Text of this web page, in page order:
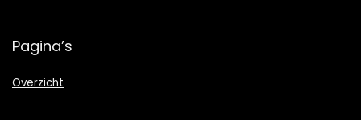
Pagina’s
Overzicht